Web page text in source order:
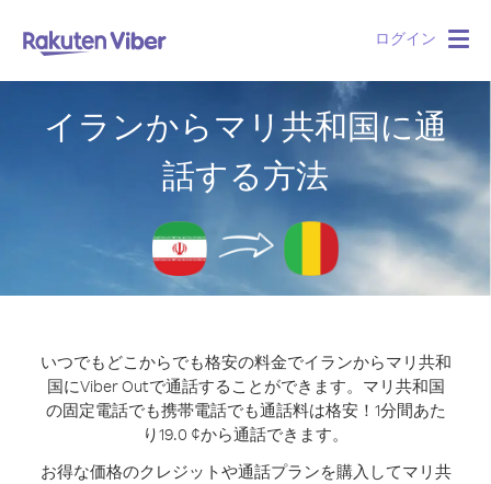
ログイン
イランからマリ共和国に通
話する方法
いつでもどこからでも格安の料金でイランからマリ共和
国にViber Outで通話することができます。 マリ共和国
の固定電話でも携帯電話でも通話料は格安！1分間あた
り19.0 ¢から通話できます。
お得な価格のクレジットや通話プランを購入してマリ共